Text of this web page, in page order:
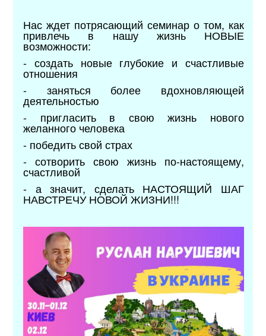
Нас ждет потрясающий семинар о том, как
привлечь в нашу жизнь НОВЫЕ
возможности:
- создать новые глубокие и счастливые
отношения
- заняться более вдохновляющей
деятельностью
- пригласить в свою жизнь нового
желанного человека
- победить свой страх
- сотворить свою жизнь по-настоящему,
счастливой
- а значит, сделать НАСТОЯЩИЙ ШАГ
НАВСТРЕЧУ НОВОЙ ЖИЗНИ!!!